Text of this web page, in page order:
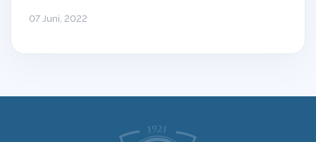
07 Juni, 2022